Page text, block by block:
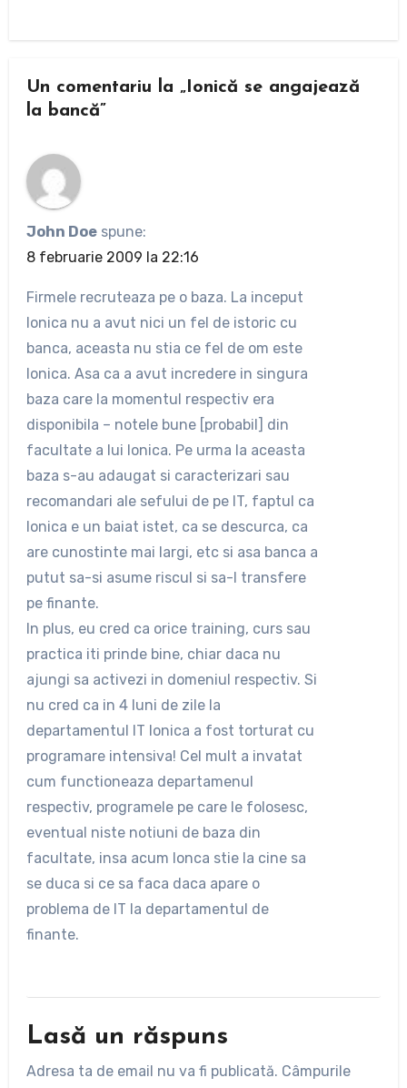
Un comentariu la „Ionică se angajează
la bancă”
John Doe spune:
8 februarie 2009 la 22:16
Firmele recruteaza pe o baza. La inceput
Ionica nu a avut nici un fel de istoric cu
banca, aceasta nu stia ce fel de om este
Ionica. Asa ca a avut incredere in singura
baza care la momentul respectiv era
disponibila – notele bune [probabil] din
facultate a lui Ionica. Pe urma la aceasta
baza s-au adaugat si caracterizari sau
recomandari ale sefului de pe IT, faptul ca
Ionica e un baiat istet, ca se descurca, ca
are cunostinte mai largi, etc si asa banca a
putut sa-si asume riscul si sa-l transfere
pe finante.
In plus, eu cred ca orice training, curs sau
practica iti prinde bine, chiar daca nu
ajungi sa activezi in domeniul respectiv. Si
nu cred ca in 4 luni de zile la
departamentul IT Ionica a fost torturat cu
programare intensiva! Cel mult a invatat
cum functioneaza departamenul
respectiv, programele pe care le folosesc,
eventual niste notiuni de baza din
facultate, insa acum Ionca stie la cine sa
se duca si ce sa faca daca apare o
problema de IT la departamentul de
finante.
Lasă un răspuns
Adresa ta de email nu va fi publicată. Câmpurile